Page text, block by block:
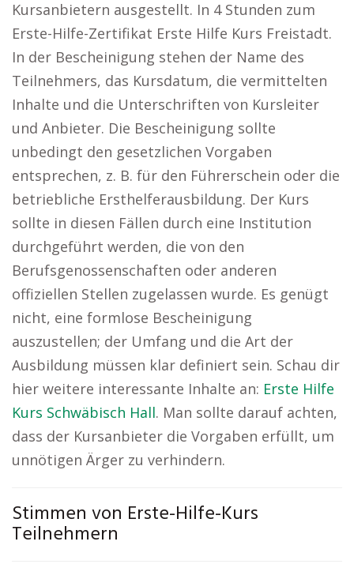
Kursanbietern ausgestellt. In 4 Stunden zum
Erste-Hilfe-Zertifikat Erste Hilfe Kurs Freistadt.
In der Bescheinigung stehen der Name des
Teilnehmers, das Kursdatum, die vermittelten
Inhalte und die Unterschriften von Kursleiter
und Anbieter. Die Bescheinigung sollte
unbedingt den gesetzlichen Vorgaben
entsprechen, z. B. für den Führerschein oder die
betriebliche Ersthelferausbildung. Der Kurs
sollte in diesen Fällen durch eine Institution
durchgeführt werden, die von den
Berufsgenossenschaften oder anderen
offiziellen Stellen zugelassen wurde. Es genügt
nicht, eine formlose Bescheinigung
auszustellen; der Umfang und die Art der
Ausbildung müssen klar definiert sein. Schau dir
hier weitere interessante Inhalte an: Erste Hilfe
Kurs Schwäbisch Hall. Man sollte darauf achten,
dass der Kursanbieter die Vorgaben erfüllt, um
unnötigen Ärger zu verhindern.
Stimmen von Erste-Hilfe-Kurs
Teilnehmern